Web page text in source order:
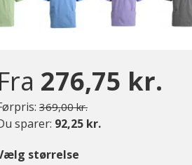
Fra 276,75 kr.
Pris nedsat fra
369,00 kr.til
sparer: 92,25 kr.
størrelse